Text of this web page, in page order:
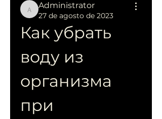
Administrator
Administrator
27 de agosto de 2023
Как убрать
воду из
организма
при